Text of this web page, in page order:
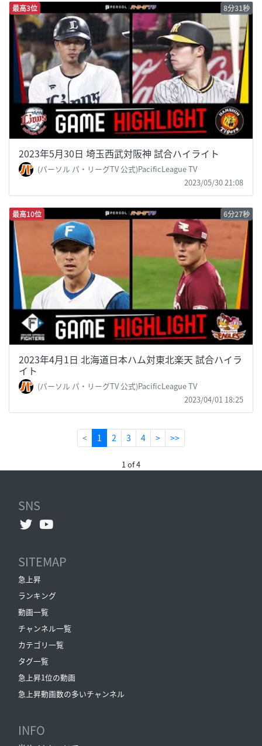
最高3位 8分31秒
2023年5月30日 埼玉西武対阪神 試合ハイライト
(パーソル パ・リーグTV 公式)PacificLeague TV
2023/05/30 21:08
最高10位 6分27秒
2023年4月1日 北海道日本ハム対東北楽天 試合ハイラ
イト
(パーソル パ・リーグTV 公式)PacificLeague TV
2023/04/01 18:25
< 1 (current)
2 3 4 > >>
1 of 4
SNS
SITEMAP
急上昇
ランキング
動画一覧
チャンネル一覧
カテゴリ一覧
タグ一覧
急上昇1位の動画
急上昇動画数の多いチャンネル
INFO